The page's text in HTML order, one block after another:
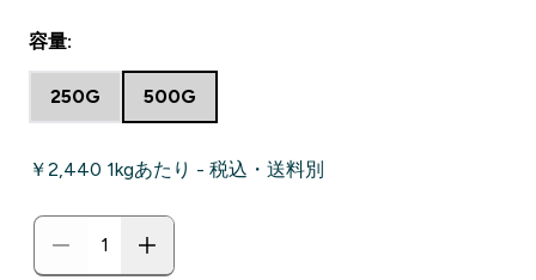
容量:
250G 500G
￥2,440‎ 1kgあたり - 税込・送料別